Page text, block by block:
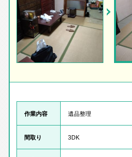
作業内容 遺品整理
間取り 3DK